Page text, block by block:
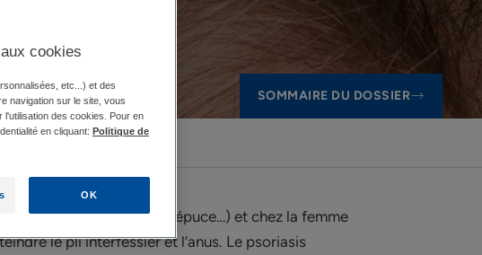
SOMMAIRE DU DOSSIER
du gland, du prépuce…) et chez la femme
le pli interfessier et l’anus. Le psoriasis
cookies
etc...) et des
navigation sur le site, vous
des cookies. Pour en
en cliquant: Politique de
OK